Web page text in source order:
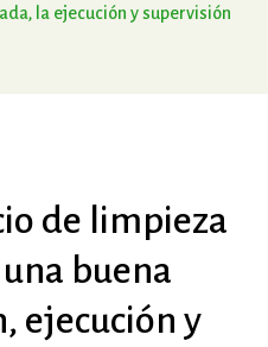
la ejecución ysupervisión
de limpieza
una buena
ejecución y